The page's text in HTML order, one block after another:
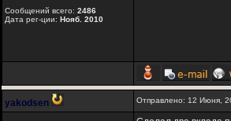
Сообщений всего: 2486
Дата рег-ции: Нояб. 2010
yakodsen Отправлено: 12 Июня,